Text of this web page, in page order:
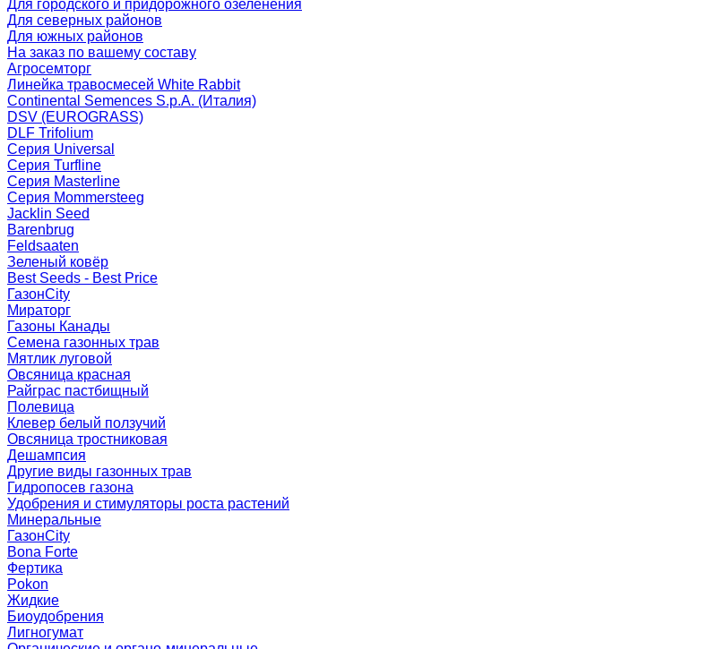
Для городского и придорожного озеленения
Для северных районов
Для южных районов
На заказ по вашему составу
Агросемторг
Линейка травосмесей White Rabbit
Continental Semences S.p.A. (Италия)
DSV (EUROGRASS)
DLF Trifolium
Серия Universal
Серия Turfline
Серия Masterline
Серия Mommersteeg
Jacklin Seed
Barenbrug
Feldsaaten
Зеленый ковёр
Best Seeds - Best Price
ГазонCity
Мираторг
Газоны Канады
Семена газонных трав
Мятлик луговой
Овсяница красная
Райграс пастбищный
Полевица
Клевер белый ползучий
Овсяница тростниковая
Дешампсия
Другие виды газонных трав
Гидропосев газона
Удобрения и стимуляторы роста растений
Минеральные
ГазонCity
Bona Forte
Фертика
Pokon
Жидкие
Биоудобрения
Лигногумат